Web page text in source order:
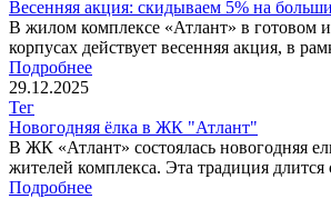
Весенняя акция: скидываем 5% на
В жилом комплексе «Атлант» в готовом
корпусах действует весенняя акция, в
Подробнее
29.12.2025
Тег
Новогодняя ёлка в ЖК "Атлант"
В ЖК «Атлант» состоялась новогодняя
жителей комплекса. Эта традиция
Подробнее